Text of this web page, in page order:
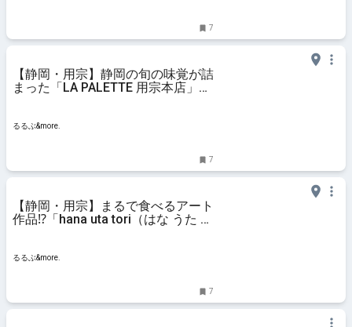
7
【静岡・用宗】静岡の旬の味覚が詰
まった「LA PALETTE 用宗本店」の
るるぶ&more.
7
【静岡・用宗】まるで食べるアート
作品⁉「hana uta tori（はな うた と
るるぶ&more.
7